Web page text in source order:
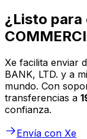
¿Listo para
Xe facilita enviar
BANK, LTD. y a
mundo. Con
transferencias a
confianza.
Envía con Xe